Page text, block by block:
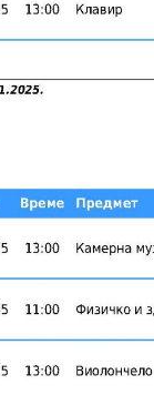
Мокрањац
школе
и тимови